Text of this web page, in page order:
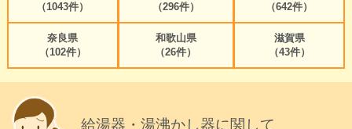
（1043件）
（296件）
（642件）
奈良県
（102件）
和歌山県
（26件）
滋賀県
（43件）
給湯器・湯沸かし器に関して